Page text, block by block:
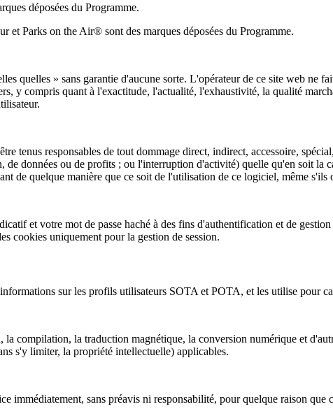
déposées du Programme.
Parks on the Air® sont des marques déposées du Programme.
quelles » sans garantie d'aucune sorte. L'opérateur de ce site web ne
y compris quant à l'exactitude, l'actualité, l'exhaustivité, la qualité
tenus responsables de tout dommage direct, indirect, accessoire,
données ou de profits ; ou l'interruption d'activité) quelle qu'en soit la
de quelque manière que ce soit de l'utilisation de ce logiciel, même s'ils
et votre mot de passe haché à des fins d'authentification et de
cookies uniquement pour la gestion de session.
sur les profils utilisateurs SOTA et POTA, et les utilise pour
compilation, la traduction magnétique, la conversion numérique et
s'y limiter, la propriété intellectuelle) applicables.
immédiatement, sans préavis ni responsabilité, pour quelque raison